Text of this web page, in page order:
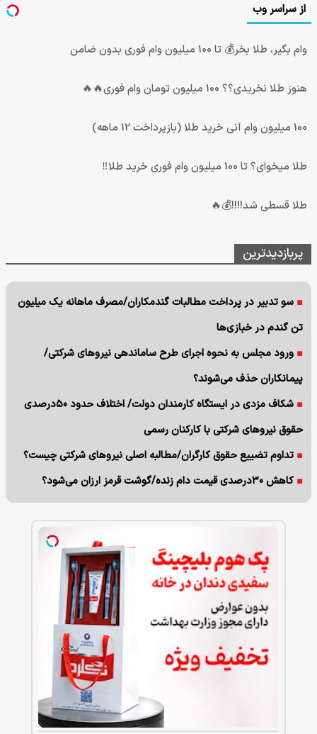
از سراسر وب
وام بگیر، طلا بخر💰 تا 100 میلیون وام فوری بدون ضامن
هنوز طلا نخریدی؟؟ 100 میلیون تومان وام فوری🔥🔥
100 میلیون وام آنی خرید طلا (بازپرداخت 12 ماهه)
طلا میخوای؟ تا 100 میلیون وام فوری خرید طلا‼️
طلا قسطی شد!!!!💰🔥
پربازدیدترین
سو تدبیر در پرداخت مطالبات گندمکاران/مصرف ماهانه یک میلیون
تن گندم در خبازی‌ها
ورود مجلس به نحوه اجرای طرح ساماندهی نیروهای شرکتی/
پیمانکاران حذف می‌شوند؟
شکاف مزدی در ایستگاه کارمندان دولت/ اختلاف حدود ۵۰درصدی
حقوق نیروهای شرکتی با کارکنان رسمی
تداوم تضییع حقوق کارگران/مطالبه اصلی نیروهای شرکتی چیست؟
کاهش ۳۰درصدی قیمت دام زنده/گوشت قرمز ارزان می‌شود؟